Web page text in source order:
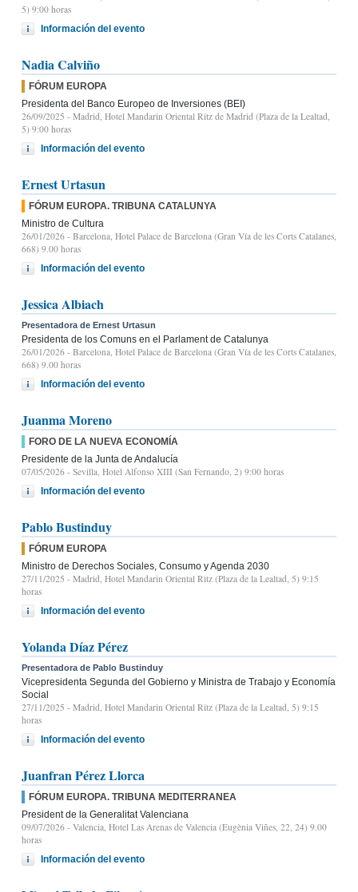
5) 9:00 horas
Información del evento
Nadia Calviño
FÓRUM EUROPA
Presidenta del Banco Europeo de Inversiones (BEI)
26/09/2025 - Madrid, Hotel Mandarin Oriental Ritz de Madrid (Plaza de la Lealtad,
5) 9:00 horas
Información del evento
Ernest Urtasun
FÓRUM EUROPA. TRIBUNA CATALUNYA
Ministro de Cultura
26/01/2026 - Barcelona, Hotel Palace de Barcelona (Gran Vía de les Corts Catalanes,
668) 9.00 horas
Información del evento
Jessica Albiach
Presentadora de Ernest Urtasun
Presidenta de los Comuns en el Parlament de Catalunya
26/01/2026 - Barcelona, Hotel Palace de Barcelona (Gran Vía de les Corts Catalanes,
668) 9.00 horas
Información del evento
Juanma Moreno
FORO DE LA NUEVA ECONOMÍA
Presidente de la Junta de Andalucía
07/05/2026 - Sevilla, Hotel Alfonso XIII (San Fernando, 2) 9:00 horas
Información del evento
Pablo Bustinduy
FÓRUM EUROPA
Ministro de Derechos Sociales, Consumo y Agenda 2030
27/11/2025 - Madrid, Hotel Mandarin Oriental Ritz (Plaza de la Lealtad, 5) 9:15
horas
Información del evento
Yolanda Díaz Pérez
Presentadora de Pablo Bustinduy
Vicepresidenta Segunda del Gobierno y Ministra de Trabajo y Economía
Social
27/11/2025 - Madrid, Hotel Mandarin Oriental Ritz (Plaza de la Lealtad, 5) 9:15
horas
Información del evento
Juanfran Pérez Llorca
FÓRUM EUROPA. TRIBUNA MEDITERRANEA
President de la Generalitat Valenciana
09/07/2026 - Valencia, Hotel Las Arenas de Valencia (Eugènia Viñes, 22, 24) 9.00
horas
Información del evento